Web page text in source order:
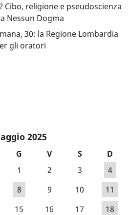
Cibo, religione e pseudoscienza
Nessun Dogma
30: la Regione Lombardia
gli oratori
2025
G V S
D
1
2 3
4
8 9 10
11
15 16 17
18